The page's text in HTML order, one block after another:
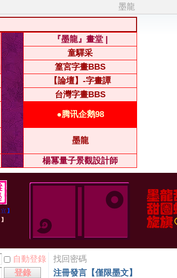
墨龍
『墨龍』畫堂 |
童驛采
篁宮字畫BBS
【論壇】-字畫譚
台灣字畫BBS
●腾讯企鹅98
墨龍
楊冪量子景觀設計師
自動登錄
找回密碼
登錄
注冊發言【僅限墨文】